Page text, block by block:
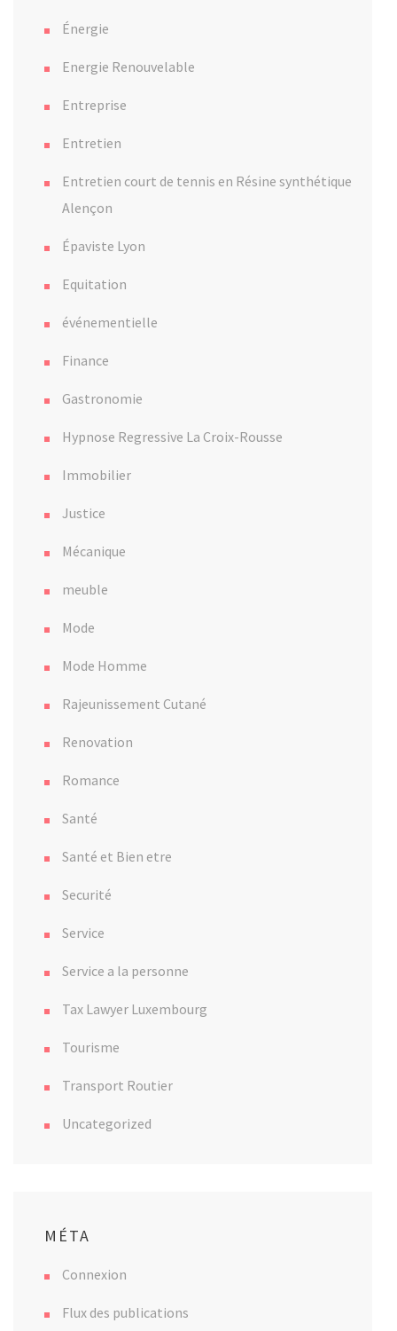
Énergie
Energie Renouvelable
Entreprise
Entretien
Entretien court de tennis en Résine synthétique
Alençon
Épaviste Lyon
Equitation
événementielle
Finance
Gastronomie
Hypnose Regressive La Croix-Rousse
Immobilier
Justice
Mécanique
meuble
Mode
Mode Homme
Rajeunissement Cutané
Renovation
Romance
Santé
Santé et Bien etre
Securité
Service
Service a la personne
Tax Lawyer Luxembourg
Tourisme
Transport Routier
Uncategorized
MÉTA
Connexion
Flux des publications